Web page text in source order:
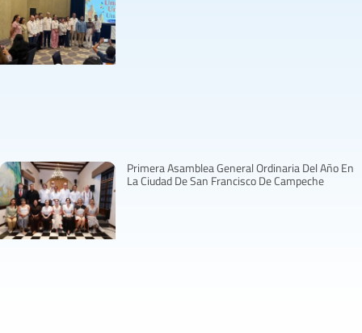
Primera Asamblea General Ordinaria Del Año En
La Ciudad De San Francisco De Campeche